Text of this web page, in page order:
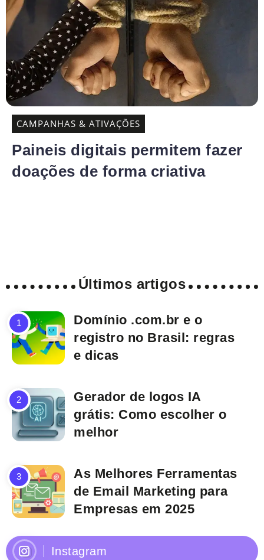
CAMPANHAS & ATIVAÇÕES
Paineis digitais permitem fazer
doações de forma criativa
Últimos artigos
Domínio .com.br e o
registro no Brasil: regras
e dicas
Gerador de logos IA
grátis: Como escolher o
melhor
As Melhores Ferramentas
de Email Marketing para
Empresas em 2025
Instagram